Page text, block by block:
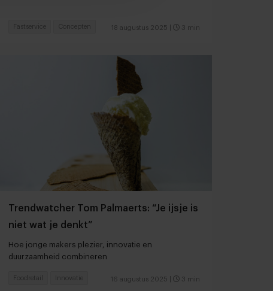
18 augustus 2025 3 min
Fastservice Concepten
Trendwatcher Tom Palmaerts: “Je ijsje is
niet wat je denkt”
Hoe jonge makers plezier, innovatie en
duurzaamheid combineren
16 augustus 2025 3 min
Foodretail Innovatie